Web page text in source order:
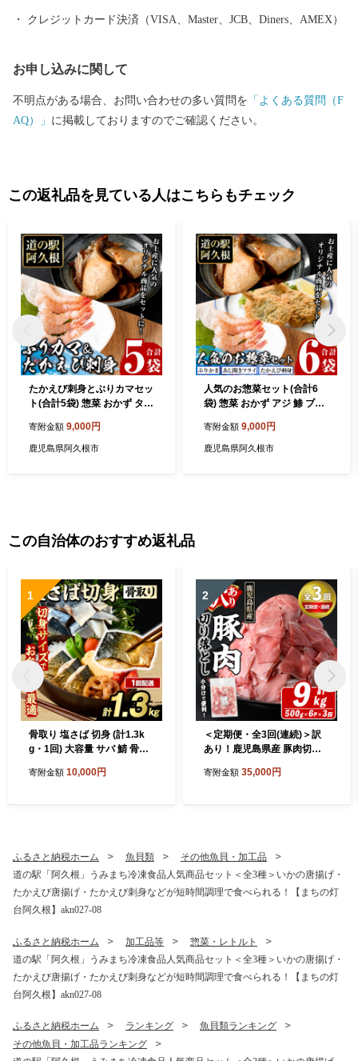
ルーツである阿久根市の芋焼酎は，現在３つの酒蔵で伝統を継承
ュランガイドの一つ星を獲得し，また，２００８年の北海道洞爺
湖サミットで総料理長を務めた中村勝宏シェフ。阿久根が生ん
だ，日本が誇る食の偉人です。また，中村シェフを尊敬し，料理
生鹿が棲む海水浴場として人気の高い沖に浮かぶ無人島，阿久根
いとは，阿久根の方言で，中心の良いところを指すことばで，
「魅(み)どころ・美(み)どころ・味(み)どころ・見(み)どころ」を
意味します。
クレジットカード決済（VISA、Master、JCB、Diners、AMEX）
お申し込みに関して
不明点がある場合、お問い合わせの多い質問を 「よくある質問（F
AQ）」 に掲載しておりますのでご確認ください。
この返礼品を見ている人はこちらもチェック
たかえび刺身とぶりカマセッ
ト(合計5袋) 惣菜 おかず タカ
冷凍 塩焼き 煮つけ 詰め合わ
せ セット【まちの灯台阿久
寄附金額 9,000円
鹿児島県阿久根市
人気のお惣菜セット(合計6
袋) 惣菜 おかず アジ 鯵 ブリ
揚げ物 魚 魚介 冷凍 塩焼き
煮つけ 詰め合わせ セット
寄附金額 9,000円
鹿児島県阿久根市
この自治体のおすすめ返礼品
1
骨取り 塩さば 切身 (計1.3k
g・1回) 大容量 サバ 鯖 骨ぬ
おかず 惣菜 焼き魚 お弁当 切
寄附金額 10,000円
2
＜定期便・全3回(連続)＞訳
あり！鹿児島県産 豚肉切り
こま切れ 国産 鹿児島県産 豚
53
寄附金額 35,000円
ふるさと納税ホーム 魚貝類
その他魚貝・加工品
道の駅「阿久根」うみまち冷凍食品人気商品セット＜全3種＞いかの唐揚げ・
たかえび唐揚げ・たかえび刺身などが短時間調理で食べられる！【まちの灯
台阿久根】akn027-08
ふるさと納税ホーム 加工品等
惣菜・レトルト
道の駅「阿久根」うみまち冷凍食品人気商品セット＜全3種＞いかの唐揚げ・
たかえび唐揚げ・たかえび刺身などが短時間調理で食べられる！【まちの灯
台阿久根】akn027-08
ふるさと納税ホーム ランキング
魚貝類ランキング
その他魚貝・加工品ランキング